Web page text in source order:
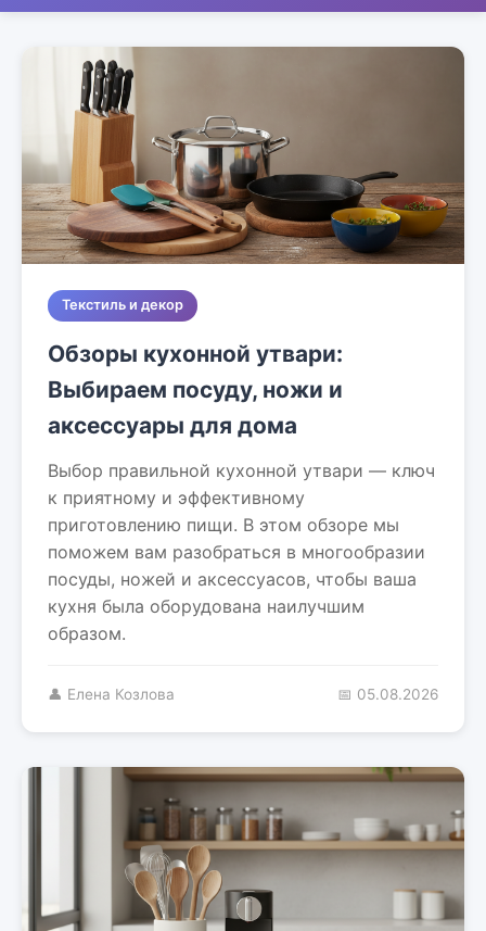
Текстиль и декор
Обзоры кухонной утвари:
Выбираем посуду, ножи и
аксессуары для дома
Выбор правильной кухонной утвари — ключ
к приятному и эффективному
приготовлению пищи. В этом обзоре мы
поможем вам разобраться в многообразии
посуды, ножей и аксессуасов, чтобы ваша
кухня была оборудована наилучшим
образом.
👤 Елена Козлова 📅 05.08.2026